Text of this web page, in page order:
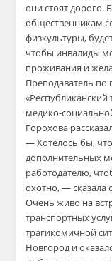
они стоят дорого.
общественникам
физкультуры,
чтобы инвалиды
проживания и
Преподаватель
медико-
Горохова
— Хотелось бы,
дополнительных
работодателю,
охотно, — сказала
Очень живо на
транспортных
трагикомичной
Новгород и